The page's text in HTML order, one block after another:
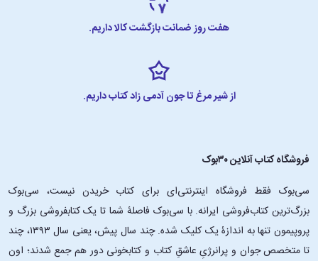
هفت روز ضمانت بازگشت کالا داریم.
از شیر مرغ تا جون آدمی زاد کتاب داریم.
فروشگاه کتاب آنلاین ۳۰بوک
سی‌بوک فقط فروشگاه اینترنتی‌ای برای کتاب خریدن نیست، سی‌بوک
بزرگ‌ترین کتاب‌فروشی ایرانه. با سی‌بوک فاصلۀ شما تا یک کتابفروشی بزرگ و
پروپیمون تنها به اندازۀ یک کلیک شده. چند سال پیش، یعنی سال ۱۳۹۳، چند
تا متخصص جوان و پرانرژیِ عاشقِ کتاب و کتابخونی دور هم جمع شدند؛ اون‌